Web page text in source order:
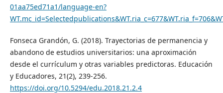
01aa75ed71a1/language-en?
Fonseca Grandón, G. (2018). Trayectorias de permanencia y
abandono de estudios universitarios: una aproximación
desde el currículum y otras variables predictoras. Educación
y Educadores, 21(2), 239-256.
https://doi.org/10.5294/edu.2018.21.2.4